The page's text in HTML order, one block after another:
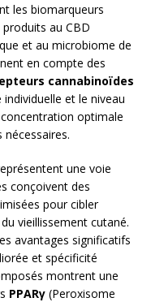
les biomarqueurs
au CBD
et au microbiome de
en compte des
cannabinoïdes
et le niveau
optimale
une voie
conçoivent des
pour cibler
vieillissement cutané.
avantages significatifs
et spécificité
montrent une
PPARγ (Peroxisome